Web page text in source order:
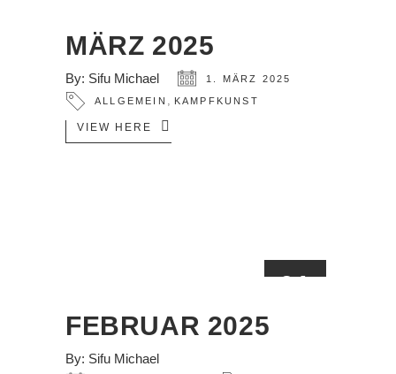
MÄRZ 2025
By: Sifu Michael 1. MÄRZ 2025
ALLGEMEIN KAMPFKUNST
VIEW HERE
01
FEBRUAR 2025
By: Sifu Michael